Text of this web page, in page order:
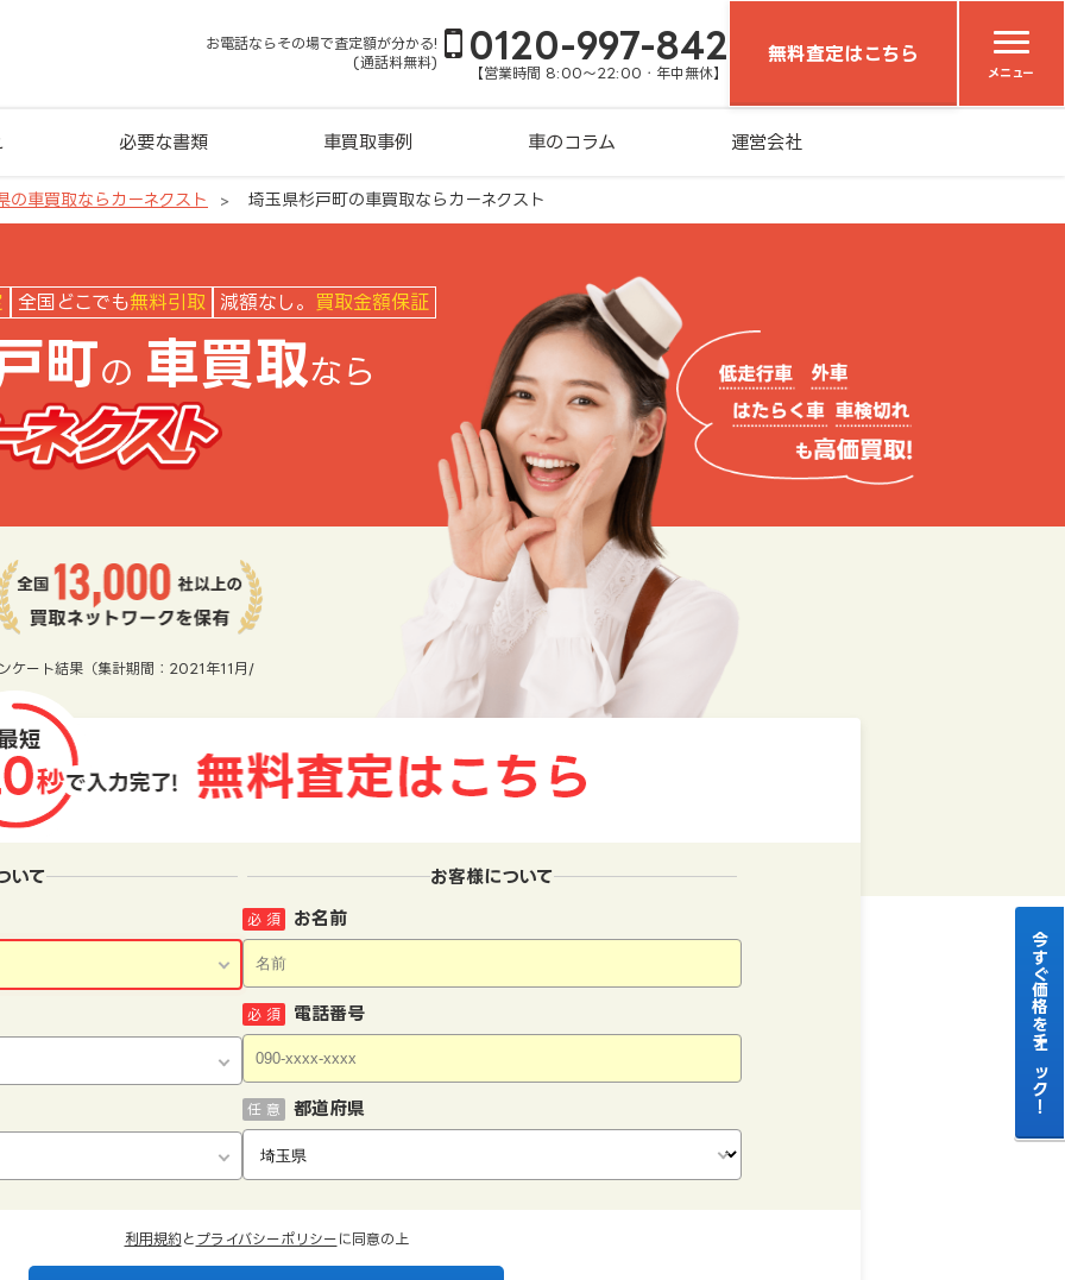
お電話ならその場で査定額が分かる!
(通話料無料)
0120-997-842
【営業時間 8:00～22:00・年中無休】
無料査定はこちら
メニュー
必要な書類 車買取事例 車のコラム 運営会社
の車買取ならカーネクスト 埼玉県杉戸町の車買取ならカーネクスト
全国どこでも無料引取 減額なし。 買取金額保証
町の 車買取なら
ケート結果（集計期間：2021年11月/
いて お客様について
お名前
必 須
電話番号
必 須
都道府県
任 意
利用規約 と プライバシーポリシー に同意の上
今すぐ価格をチェック！